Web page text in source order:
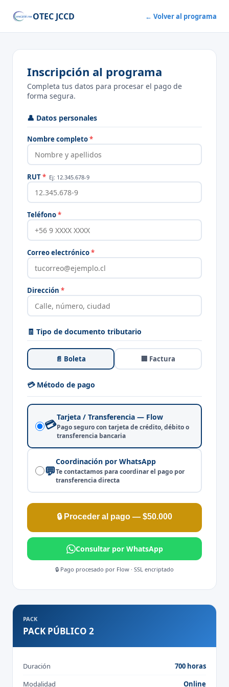
OTEC JCCD ← Volver al programa
Inscripción al programa
Completa tus datos para procesar el pago de
forma segura.
👤 Datos personales
Nombre completo*
RUT* Ej: 12.345.678-9
Teléfono*
Correo electrónico*
Dirección *
🧾 Tipo de documento tributario
📄 Boleta 🏢 Factura
💳 Método de pago
💳Tarjeta / Transferencia — Flow
Pago seguro con tarjeta de crédito, débito o
transferencia bancaria
💬
Coordinación por WhatsApp
Te contactamos para coordinar el pago por
transferencia directa
🔒 Proceder al pago — $50.000
Consultar por WhatsApp
🔒 Pago procesado por Flow · SSL encriptado
PACK
PACK PÚBLICO 2
Duración
700 horas
Modalidad
Online